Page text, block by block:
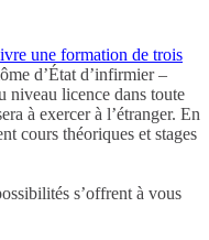
une formation de trois
d’État d’infirmier –
niveau licence dans toute
à exercer à l’étranger. En
cours théoriques et stages
s’offrent à vous